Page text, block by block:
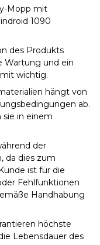
Mopp mit
1090
des Produkts
Wartung und ein
wichtig.
hängt von
ab.
sie in einem
der
da dies zum
ist für die
Fehlfunktionen
Handhabung
höchste
Lebensdauer des